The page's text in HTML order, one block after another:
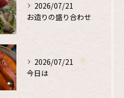
2026/07/21
お造りの盛り合わせ
2026/07/21
今日は